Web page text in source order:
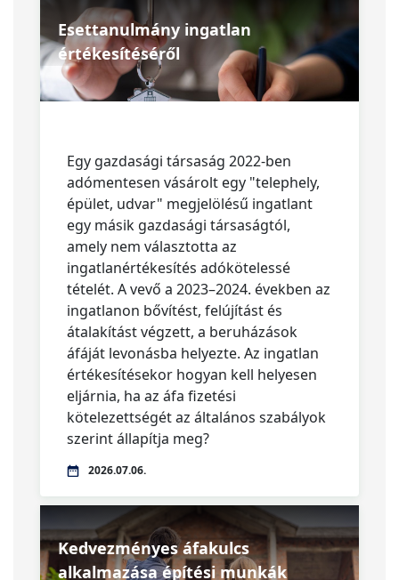
Esettanulmány ingatlan
értékesítéséről
Egy gazdasági társaság 2022-ben
adómentesen vásárolt egy "telephely,
épület, udvar" megjelölésű ingatlant
egy másik gazdasági társaságtól,
amely nem választotta az
ingatlanértékesítés adókötelessé
tételét. A vevő a 2023–2024. években az
ingatlanon bővítést, felújítást és
átalakítást végzett, a beruházások
áfáját levonásba helyezte. Az ingatlan
értékesítésekor hogyan kell helyesen
eljárnia, ha az áfa fizetési
kötelezettségét az általános szabályok
szerint állapítja meg?
2026.07.06.
Kedvezményes áfakulcs
alkalmazása építési munkák